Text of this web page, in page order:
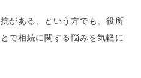
可能
｜相続登記に関する無料
がある、という方でも、役所
で相続に関する悩みを気軽に